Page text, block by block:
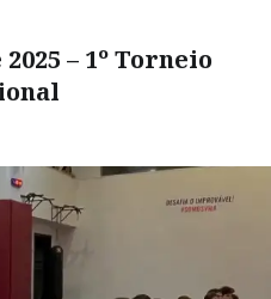
– 1º Torneio